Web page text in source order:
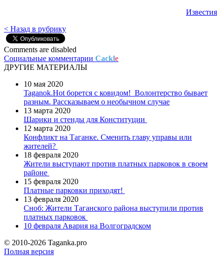
Известия
< Назад в рубрику
Comments are disabled
Социальные комментарии Cackle
ДРУГИЕ МАТЕРИАЛЫ
10 мая 2020
Taganok.Hot борется с ковидом! Волонтерство бывает
разным. Рассказываем о необычном случае
13 марта 2020
Шарики и стенды для Конституции
12 марта 2020
Конфликт на Таганке. Сменить главу управы или
жителей?
18 февраля 2020
Жители выступают против платных парковок в своем
районе
15 февраля 2020
Платные парковки приходят!
13 февраля 2020
Сноб: Жители Таганского района выступили против
платных парковок
10 февраля Авария на Волгоградском
© 2010-2026 Taganka.pro
Полная версия